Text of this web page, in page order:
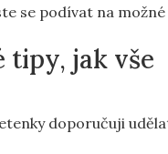
se podívat na možné
tipy, jak vše
doporučuji